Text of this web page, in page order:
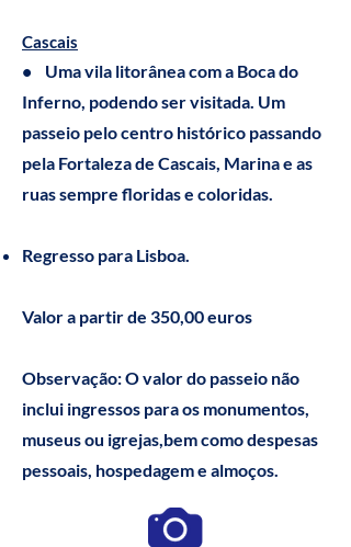
Cascais
• Uma vila litorânea com a Boca do
Inferno, podendo ser visitada. Um
passeio pelo centro histórico passando
pela Fortaleza de Cascais, Marina e as
ruas sempre floridas e coloridas.
Regresso para Lisboa.
Valor a partir de 350,00 euros
Observação: O valor do passeio não
inclui ingressos para os monumentos,
museus ou igrejas,bem como despesas
pessoais, hospedagem e almoços.